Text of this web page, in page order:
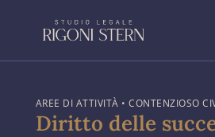
AREE DI ATTIVITÀ • CONTENZIOSO
Diritto delle